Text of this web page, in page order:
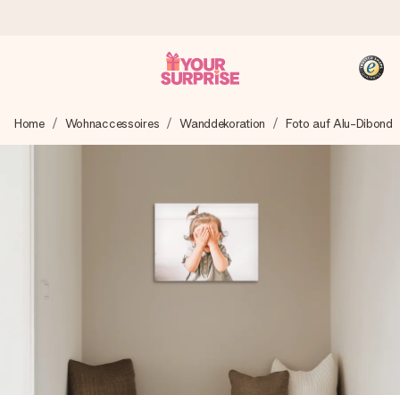
Wir bereiten dein Geschenk sorgfältig vor und schicken es
blitzschnell – damit du es genau zum richtigen Zeitpunkt
4,8 (basierend auf +15.000 Bewertungen)
Unsere Geschenke begeistern. Kunden bewerten uns mit
4,8 bei Google Reviews (Gesamtergebnis aller Länder, in
die wir versenden).
+49 39292 929695
Home Wohnaccessoires Wanddekoration Foto auf Alu-Dibond